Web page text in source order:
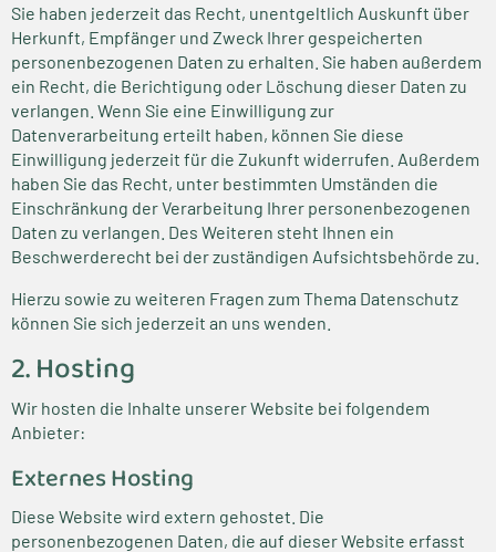
Sie haben jederzeit das Recht, unentgeltlich Auskunft über
Herkunft, Empfänger und Zweck Ihrer gespeicherten
personenbezogenen Daten zu erhalten. Sie haben außerdem
ein Recht, die Berichtigung oder Löschung dieser Daten zu
verlangen. Wenn Sie eine Einwilligung zur
Datenverarbeitung erteilt haben, können Sie diese
Einwilligung jederzeit für die Zukunft widerrufen. Außerdem
haben Sie das Recht, unter bestimmten Umständen die
Einschränkung der Verarbeitung Ihrer personenbezogenen
Daten zu verlangen. Des Weiteren steht Ihnen ein
Beschwerderecht bei der zuständigen Aufsichtsbehörde zu.
Hierzu sowie zu weiteren Fragen zum Thema Datenschutz
können Sie sich jederzeit an uns wenden.
2. Hosting
Wir hosten die Inhalte unserer Website bei folgendem
Anbieter:
Externes Hosting
Diese Website wird extern gehostet. Die
personenbezogenen Daten, die auf dieser Website erfasst